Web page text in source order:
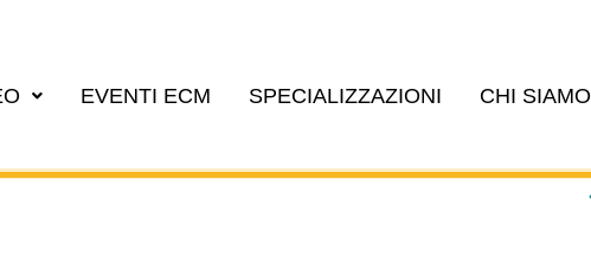
EVENTI ECM SPECIALIZZAZIONI
CHI SIAMO